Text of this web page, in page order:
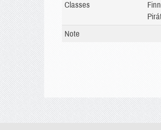
Classes
Note